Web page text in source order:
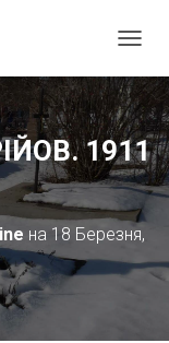
Е
Р
Е
М
К
Н
Т
И
Н
1911
на 18 Березня,